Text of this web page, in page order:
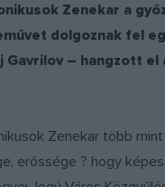
Zenekar a
dolgoznak fel
Gavrilov – hangzott
Zenekar több
erőssége ? hogy